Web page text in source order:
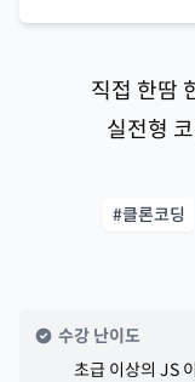
직접 한땀
실전형
#클론코딩
수강 난이도
초급 이상의 JS